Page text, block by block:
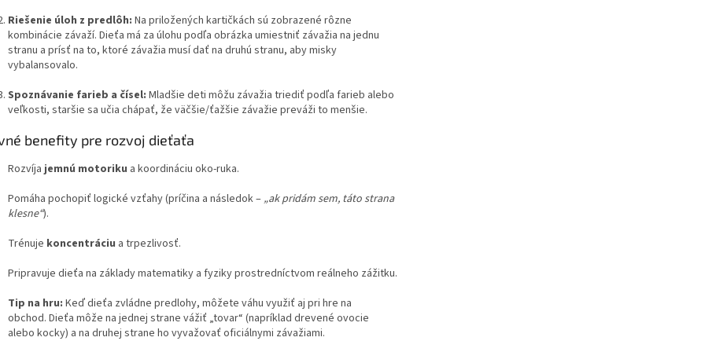
Riešenie úloh z predlôh: Na priložených kartičkách sú zobrazené rôzne
kombinácie závaží. Dieťa má za úlohu podľa obrázka umiestniť závažia na jednu
stranu a prísť na to, ktoré závažia musí dať na druhú stranu, aby misky
vybalansovalo.
Spoznávanie farieb a čísel: Mladšie deti môžu závažia triediť podľa farieb alebo
veľkosti, staršie sa učia chápať, že väčšie/ťažšie závažie preváži to menšie.
benefity pre rozvoj dieťaťa
Rozvíja jemnú motoriku a koordináciu oko-ruka.
Pomáha pochopiť logické vzťahy (príčina a následok – „ak pridám sem, táto strana
klesne“).
Trénuje koncentráciu a trpezlivosť.
Pripravuje dieťa na základy matematiky a fyziky prostredníctvom reálneho zážitku.
Tip na hru: Keď dieťa zvládne predlohy, môžete váhu využiť aj pri hre na
obchod. Dieťa môže na jednej strane vážiť „tovar“ (napríklad drevené ovocie
alebo kocky) a na druhej strane ho vyvažovať oficiálnymi závažiami.